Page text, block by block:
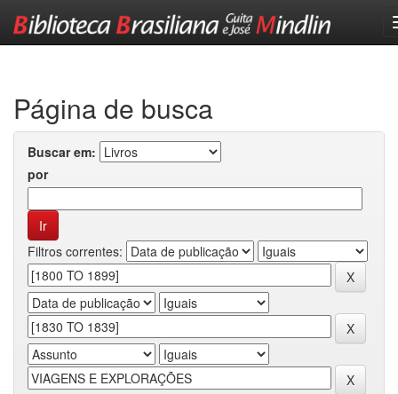
Página de busca
Buscar em:
por
Filtros correntes: